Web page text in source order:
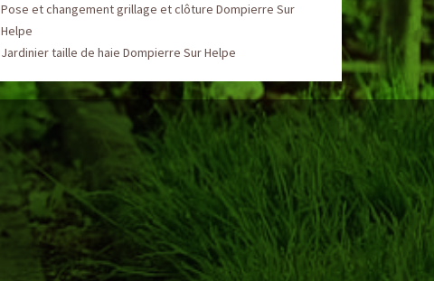
Pose et changement grillage et clôture Dompierre Sur
Helpe
Jardinier taille de haie Dompierre Sur Helpe